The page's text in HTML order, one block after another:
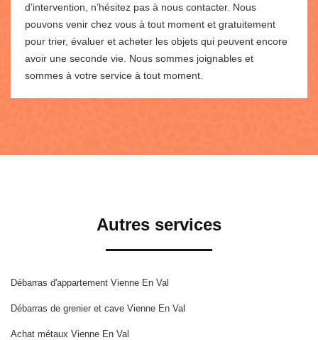
d’intervention, n’hésitez pas à nous contacter. Nous
pouvons venir chez vous à tout moment et gratuitement
pour trier, évaluer et acheter les objets qui peuvent encore
avoir une seconde vie. Nous sommes joignables et
sommes à votre service à tout moment.
Autres services
Débarras d'appartement Vienne En Val
Débarras de grenier et cave Vienne En Val
Achat métaux Vienne En Val